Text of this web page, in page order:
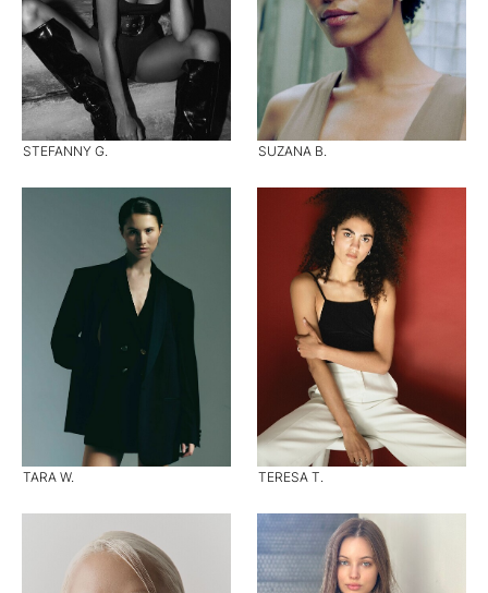
STEFANNY G. SUZANA B.
TARA W. TERESA T.